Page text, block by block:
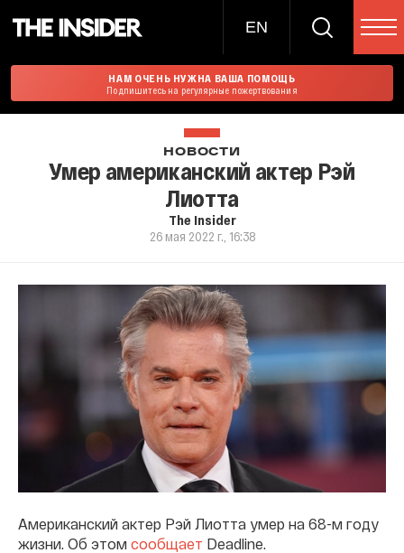
EN
НАМ ОЧЕНЬ НУЖНА ВАША ПОМОЩЬ
Подпишитесь на регулярные пожертвования
НОВОСТИ
Умер американский актер Рэй
Лиотта
The Insider
26 мая 2022 г., 16:38
Американский актер Рэй Лиотта умер на 68-м году
жизни. Об этом сообщает Deadline.